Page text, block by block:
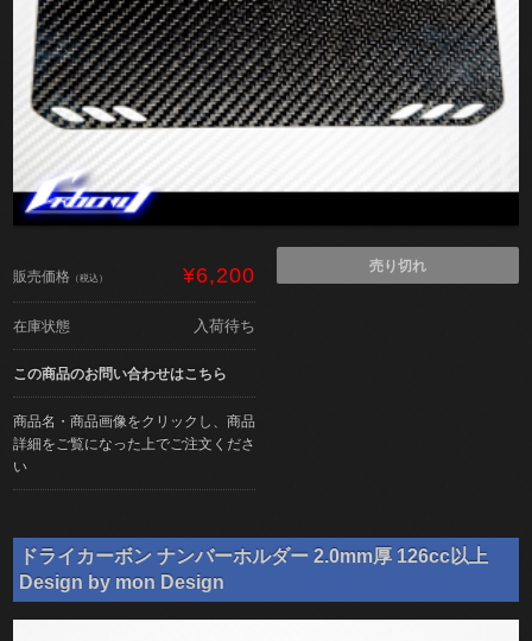
販売価格 （税込） ¥6,200
在庫状態 入荷待ち
この商品のお問い合わせはこちら
商品名・商品画像をクリックし、商品
詳細をご覧になった上でご注文くださ
い
売り切れ
ドライカーボン ナンバーホルダー 2.0mm厚 126cc以上
Design by mon Design